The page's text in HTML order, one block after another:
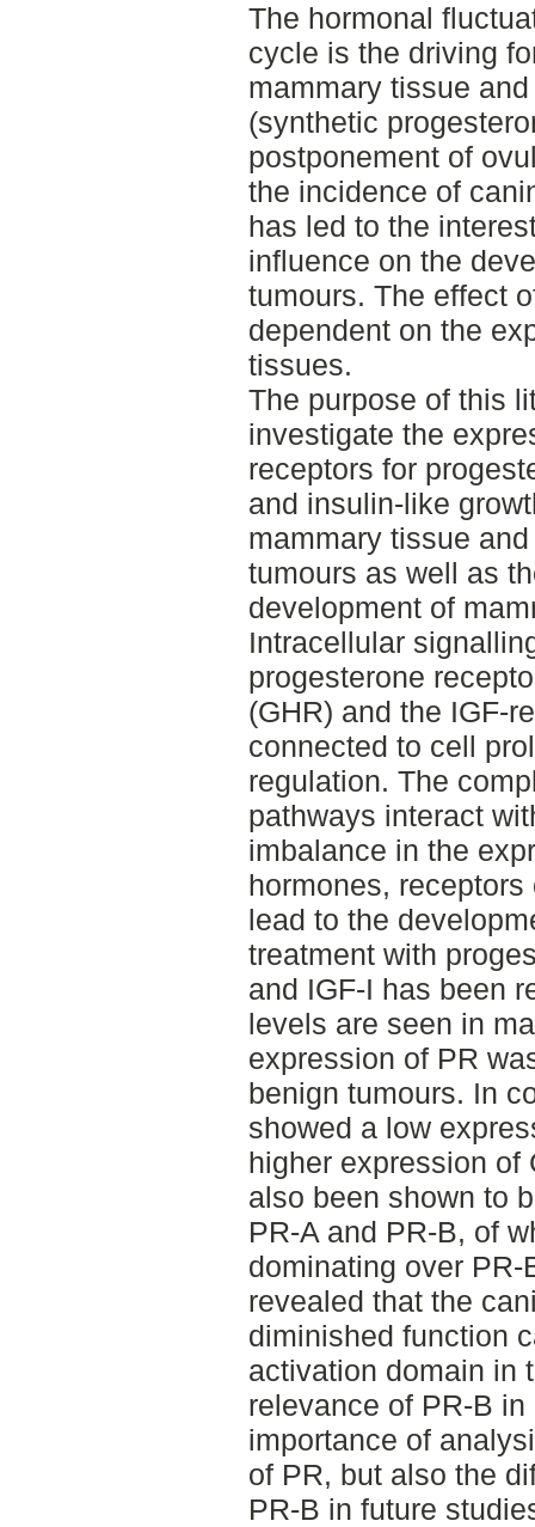
The hormonal
cycle is the driving
mammary tissue
(synthetic
postponement of
the incidence of
has led to the
influence on the
tumours. The effect
dependent on the
tissues.
The purpose of this
investigate the
receptors for
and insulin-like
mammary tissue
tumours as well as
development of
Intracellular
progesterone
(GHR) and the IGF-
connected to cell
regulation. The
pathways interact
imbalance in the
hormones,
lead to the
treatment with
and IGF-I has been
levels are seen in
expression of PR
benign tumours. In
showed a low
higher expression of
also been shown to
PR-A and PR-B, of
dominating over
revealed that the
diminished function
activation domain in
relevance of PR-B
importance of
of PR, but also the
PR-B in future